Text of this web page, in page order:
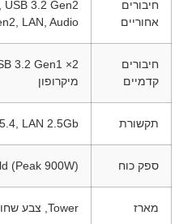
חיבורים
אחוריים
USB 3.2 Gen2
LAN, Audio
חיבורים
קדמיים
מיקרופון
תקשורת LAN 2.5Gb
ספק כוח (Peak 900W)
מארז Tower, צבע שחור